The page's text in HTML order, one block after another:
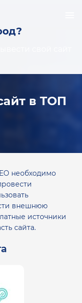
в ТОП
необходимо
внешнюю
источники
сайта.